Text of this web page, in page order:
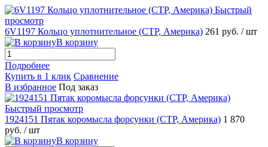
Быстрый
просмотр
6V1197 Кольцо уплотнительное (CTP, Америка) 261 руб. / шт
В корзину
Подробнее
Купить в 1 клик Сравнение
В избранное Под заказ
Быстрый просмотр
1924151 Пятак коромысла форсунки (CTP, Америка) 1 870
руб. / шт
В корзину